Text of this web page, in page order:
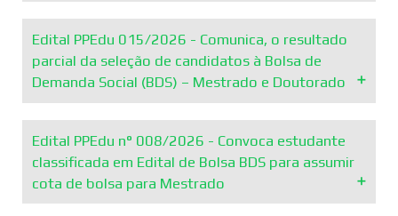
Leer más
Divulga as respostas aos recursos interpostos no âmbito
do Edital PPEdu nº 004/2026.
Leer más
Edital PPEdu 015/2026 - Comunica, o resultado
parcial da seleção de candidatos à Bolsa de
Demanda Social (BDS) – Mestrado e Doutorado
Comunica, o resultado parcial da seleção de candidatos à
Bolsa de Demanda Social (BDS) – Mestrado e Doutorado,
conforme Edital PPEdu nº 004/2026, por ordem de
Edital PPEdu n° 008/2026 - Convoca estudante
classificada em Edital de Bolsa BDS para assumir
cota de bolsa para Mestrado